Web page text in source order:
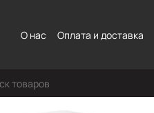
О нас
Оплата и доставка